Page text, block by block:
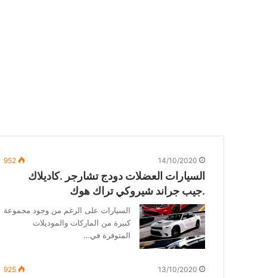
14/10/2020
952
السيارات العضلات دودج تشارجر .كاديلاك
.جيب جراند شيروكي تراك هوك
السيارات على الرغم من وجود مجموعة
كبيرة من الماركات والموديلات
المتوفرة في…
13/10/2020
925